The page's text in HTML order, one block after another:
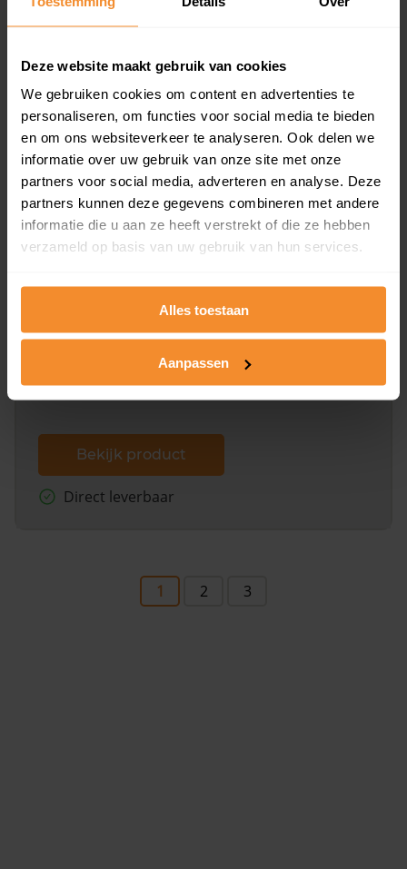
Deze website maakt gebruik van cookies
We gebruiken cookies om content en advertenties te
personaliseren, om functies voor social media te bieden
en om ons websiteverkeer te analyseren. Ook delen we
informatie over uw gebruik van onze site met onze
partners voor social media, adverteren en analyse. Deze
partners kunnen deze gegevens combineren met andere
informatie die u aan ze heeft verstrekt of die ze hebben
verzameld op basis van uw gebruik van hun services.
Alles toestaan
Aanpassen
Bekijk product
Direct leverbaar
Een uitgebreid overzicht van het perceel en
dit inclusief de luchtfoto!
Bekijk product
Direct leverbaar
1 2 3